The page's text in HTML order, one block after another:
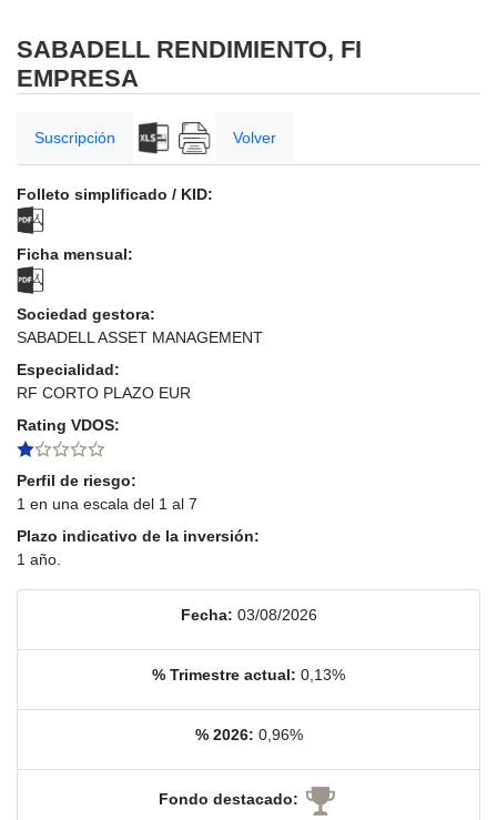
SABADELL RENDIMIENTO, FI
EMPRESA
Suscripción Volver
Folleto simplificado / KID:
Ficha mensual:
Sociedad gestora:
SABADELL ASSET MANAGEMENT
Especialidad:
RF CORTO PLAZO EUR
Rating VDOS:
Perfil de riesgo:
1 en una escala del 1 al 7
Plazo indicativo de la inversión:
1 año.
Fecha: 03/08/2026
% Trimestre actual: 0,13%
% 2026: 0,96%
Fondo destacado: